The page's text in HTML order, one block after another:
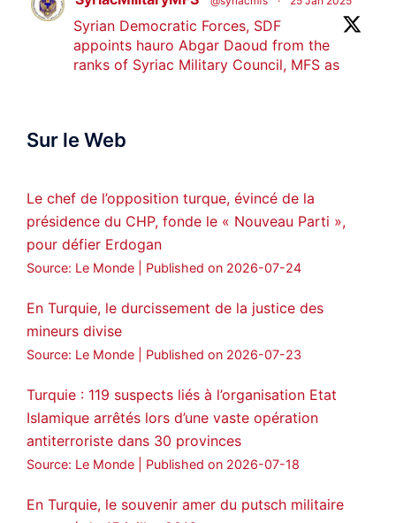
Syrian Democratic Forces, SDF
appoints hauro Abgar Daoud from the
ranks of Syriac Military Council, MFS as
ܟܫܝܪܘܬܐ ܒܘܠܝܬܐ ܚܘܪܐ ܐܒܓܪ
Amitiés kurdes de Bretagne a retweeté
MedyaNews
🔴DEM Party Imrali delegation made a
#AbdullahÖcalan
#ImralıIsland
🔗 https://medyanews.rs/h4lwBwQ
3 2 Twitter
Voir plus...
Sur le Web
Le chef de l’opposition turque, évincé de la
présidence du CHP, fonde le « Nouveau Parti »,
pour défier Erdogan
Source: Le Monde Published on 2026-07-24
En Turquie, le durcissement de la justice des
mineurs divise
Source: Le Monde Published on 2026-07-23
Turquie : 119 suspects liés à l’organisation Etat
Islamique arrêtés lors d’une vaste opération
antiterroriste dans 30 provinces
Source: Le Monde Published on 2026-07-18
En Turquie, le souvenir amer du putsch militaire